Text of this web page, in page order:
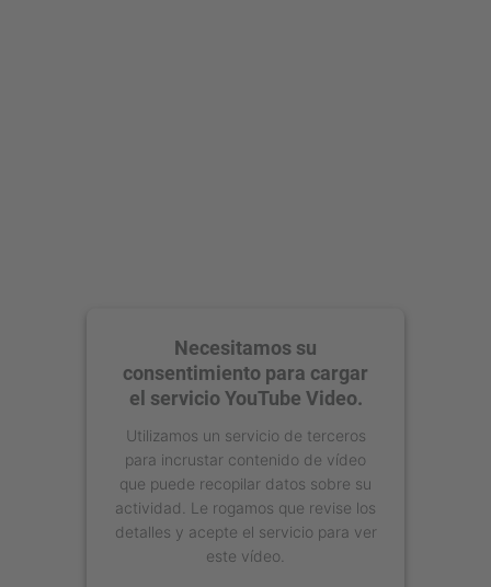
Necesitamos su
consentimiento para cargar
el servicio YouTube Video.
Utilizamos un servicio de terceros
para incrustar contenido de vídeo
que puede recopilar datos sobre su
actividad. Le rogamos que revise los
detalles y acepte el servicio para ver
este vídeo.